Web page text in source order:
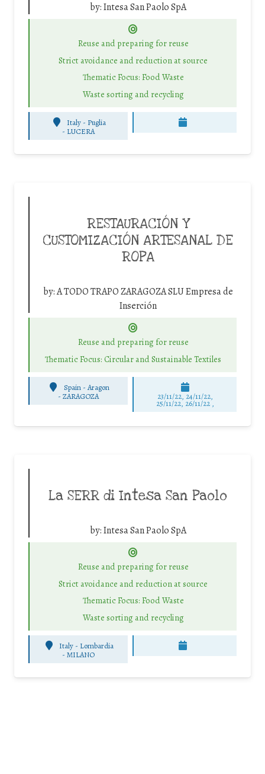
by:Intesa San Paolo SpA
Reuse and preparing for reuse
Strict avoidance and reduction at source
Thematic Focus: Food Waste
Waste sorting and recycling
Italy - Puglia
- LUCERA
RESTAURACIÓN Y
CUSTOMIZACIÓN ARTESANAL DE
ROPA
by:A TODO TRAPO ZARAGOZA SLU Empresa de
Inserción
Reuse and preparing for reuse
Thematic Focus: Circular and Sustainable Textiles
Spain - Aragon
-ZARAGOZA 23/11/22, 24/11/22,
25/11/22, 26/11/22 ,
La SERR di Intesa San Paolo
by:Intesa San Paolo SpA
Reuse and preparing for reuse
Strict avoidance and reduction at source
Thematic Focus: Food Waste
Waste sorting and recycling
Italy - Lombardia
-MILANO